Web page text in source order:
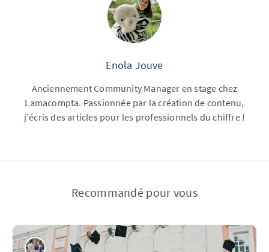
Enola Jouve
Anciennement Community Manager en stage chez
Lamacompta. Passionnée par la création de contenu,
j'écris des articles pour les professionnels du chiffre !
Recommandé pour vous